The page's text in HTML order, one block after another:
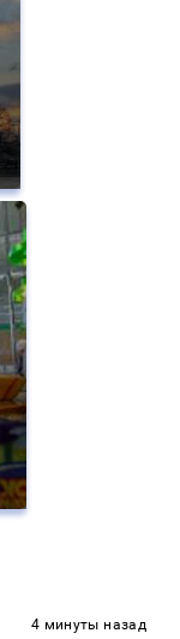
4 минуты назад